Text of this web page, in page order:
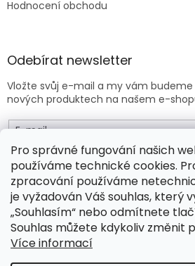
Pro správné fungování našich
používáme technické cookies.
zpracování používáme
je vyžadován Váš souhlas,
„Souhlasím“ nebo odmítnete
Souhlas můžete kdykoliv změnit
Více informací
Hodnocení obchodu
Odebírat newsletter
Vložte svůj e-mail a my vám
nových produktech na našem e-
E-mail
Vložením e-mailu souhlasíte s
PŘIHLÁSIT SE